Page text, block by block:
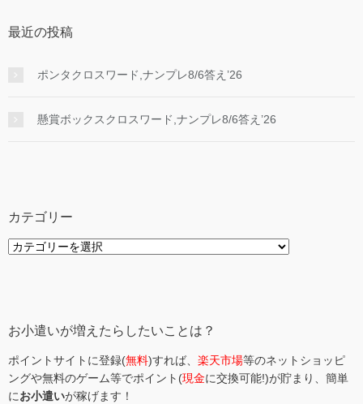
最近の投稿
ポンタクロスワード,ナンプレ8/6答え’26
懸賞ボックスクロスワード,ナンプレ8/6答え’26
カテゴリー
カ
お小遣いが増えたらしたいことは？
ポイントサイトに登録(無料)すれば、 楽天市場等のネットショッピ
ングや無料のゲーム等でポイント(現金に交換可能!)が貯まり、簡単
にお小遣いが稼げます！